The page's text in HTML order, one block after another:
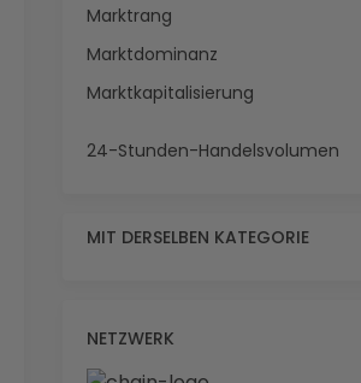
Marktrang
Marktdominanz
Marktkapitalisierung
24-Stunden-Handelsvolumen
MIT DERSELBEN KATEGORIE
NETZWERK